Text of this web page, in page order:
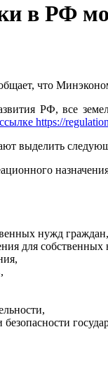
в РФ
что
РФ, все
https://
выделить
нужд граждан,
для